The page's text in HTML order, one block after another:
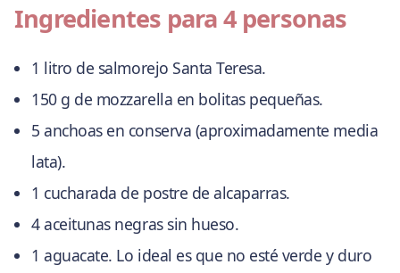
Ingredientes para 4 personas
1 litro de salmorejo Santa Teresa.
150 g de mozzarella en bolitas pequeñas.
5 anchoas en conserva (aproximadamente media
lata).
1 cucharada de postre de alcaparras.
4 aceitunas negras sin hueso.
1 aguacate. Lo ideal es que no esté verde y duro